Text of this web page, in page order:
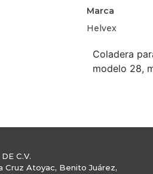
Marca
Helvex
Coladera
modelo 28,
C.V.
Cruz Atoyac, Benito Juárez,